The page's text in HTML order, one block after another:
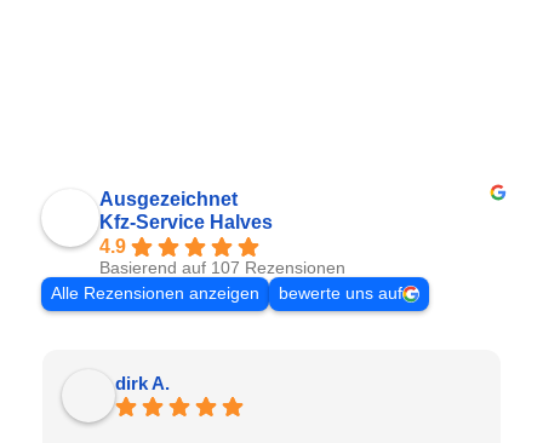
Ausgezeichnet
Kfz-Service Halves
4.9
Basierend auf 107 Rezensionen
Alle Rezensionen anzeigen
bewerte uns auf
dirk A.